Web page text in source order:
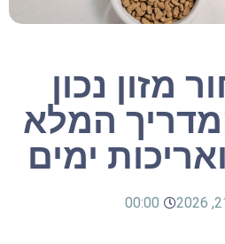
מזון נכון
המלא
ימים
00:00